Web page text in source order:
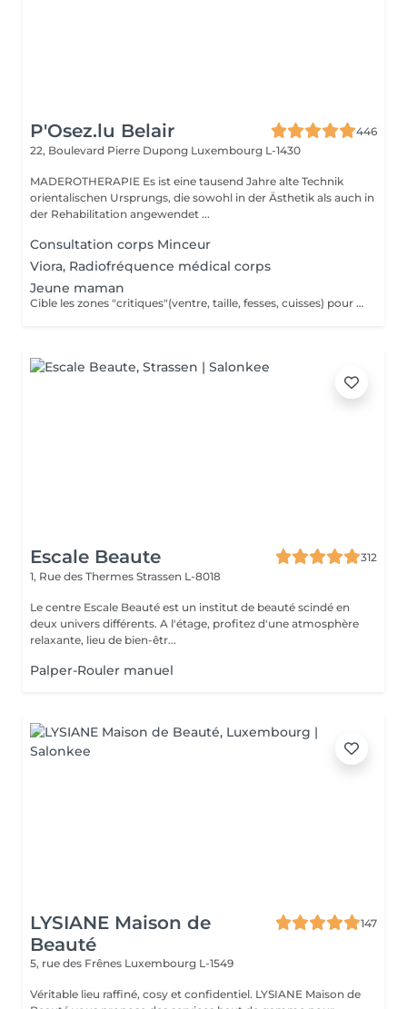
P'Osez.lu Belair
446
22, Boulevard Pierre Dupong Luxembourg L-1430
MADEROTHERAPIE Es ist eine tausend Jahre alte Technik
orientalischen Ursprungs, die sowohl in der Ästhetik als auch in
der Rehabilitation angewendet ...
Consultation corps Minceur
Viora, Radiofréquence médical corps
Jeune maman
Cible les zones "critiques"(ventre, taille, fesses, cuisses) pour retrouver une silhouette harmonieuse après l'arrivée de bébé tout en apportant une véritable sensation de bien-être.
Escale Beaute
312
1, Rue des Thermes Strassen L-8018
Le centre Escale Beauté est un institut de beauté scindé en
deux univers différents. A l'étage, profitez d'une atmosphère
relaxante, lieu de bien-êtr...
Palper-Rouler manuel
LYSIANE Maison de
Beauté
147
5, rue des Frênes Luxembourg L-1549
Véritable lieu raffiné, cosy et confidentiel. LYSIANE Maison de